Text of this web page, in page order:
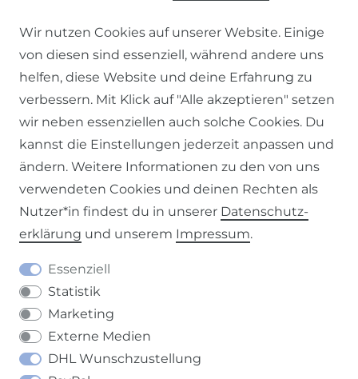
© 2026 SCHÖNER LEBEN.
Impressum Daten­schutz­erklärung AGB
Barrierefreiheitserklärung Widerrufs­recht
VERTRAG WIDERRUFEN
Wir nutzen Cookies auf unserer Website. Einige
von diesen sind essenziell, während andere uns
helfen, diese Website und deine Erfahrung zu
verbessern. Mit Klick auf "Alle akzeptieren" setzen
wir neben essenziellen auch solche Cookies. Du
kannst die Einstellungen jederzeit anpassen und
ändern. Weitere Informationen zu den von uns
verwendeten Cookies und deinen Rechten als
Nutzer*in findest du in unserer Daten­schutz­
erklärung und unserem Impressum.
Essenziell
Statistik
Marketing
Externe Medien
DHL Wunschzustellung